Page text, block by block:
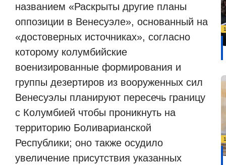
названием «Раскрыты другие планы
оппозиции в Венесуэле», основанный на
«достоверных источниках», согласно
которому колумбийские
военизированные формирования и
группы дезертиров из вооруженных сил
Венесуэлы планируют пересечь границу
с Колумбией чтобы проникнуть на
территорию Боливарианской
Республики; оно также осудило
увеличение присутствия указанных